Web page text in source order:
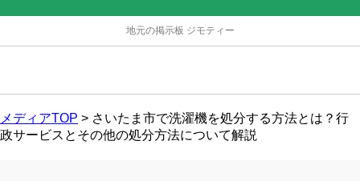
地元の掲示板 ジモティー
メディアTOP > さいたま市で洗濯機を処分する方法とは？行
政サービスとその他の処分方法について解説